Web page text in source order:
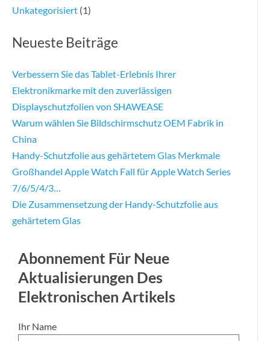
Unkategorisiert (1)
Neueste Beiträge
Verbessern Sie das Tablet-Erlebnis Ihrer
Elektronikmarke mit den zuverlässigen
Displayschutzfolien von SHAWEASE
Warum wählen Sie Bildschirmschutz OEM Fabrik in
China
Handy-Schutzfolie aus gehärtetem Glas Merkmale
Großhandel Apple Watch Fall für Apple Watch Series
7/6/5/4/3…
Die Zusammensetzung der Handy-Schutzfolie aus
gehärtetem Glas
Abonnement Für Neue
Aktualisierungen Des
Elektronischen Artikels
Ihr Name